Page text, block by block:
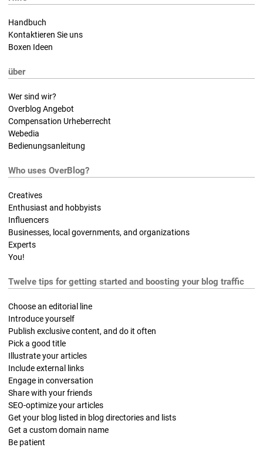
Handbuch
Kontaktieren Sie uns
Boxen Ideen
über
Wer sind wir?
Overblog Angebot
Compensation Urheberrecht
Webedia
Bedienungsanleitung
Who uses OverBlog?
Creatives
Enthusiast and hobbyists
Influencers
Businesses, local governments, and organizations
Experts
You!
Twelve tips for getting started and boosting your blog traffic
Choose an editorial line
Introduce yourself
Publish exclusive content, and do it often
Pick a good title
Illustrate your articles
Include external links
Engage in conversation
Share with your friends
SEO-optimize your articles
Get your blog listed in blog directories and lists
Get a custom domain name
Be patient